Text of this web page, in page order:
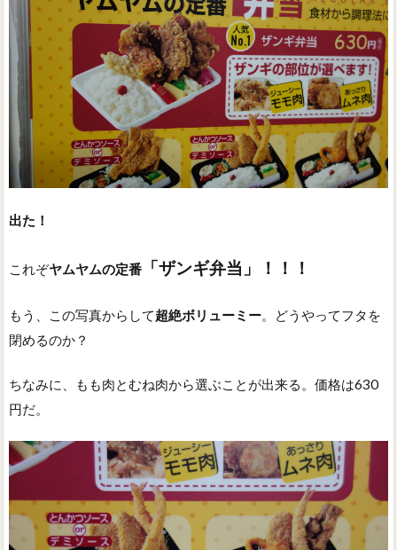
出た！
これぞヤムヤムの定番 「ザンギ弁当」！！！
もう、この写真からして超絶ボリューミー。どうやってフタを
閉めるのか？
ちなみに、もも肉とむね肉から選ぶことが出来る。価格は630
円だ。